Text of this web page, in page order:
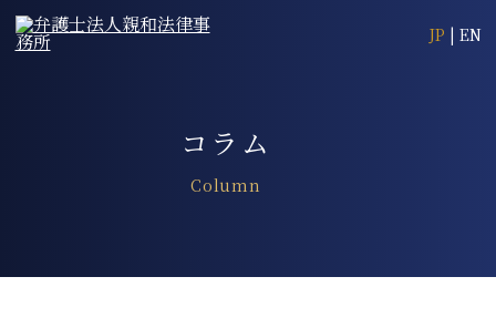
JP | EN
コラム
Column